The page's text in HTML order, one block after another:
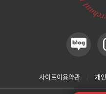
사이트이용약관 개